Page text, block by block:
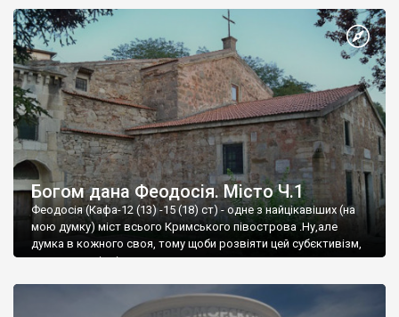
Богом дана Феодосія. Місто Ч.1
Феодосія (Кафа-12 (13) -15 (18) ст) - одне з найцікавіших (на
мою думку) міст всього Кримського півострова .Ну,але
думка в кожного своя, тому щоби розвіяти цей субєктивізм,
запрошую відвідати це